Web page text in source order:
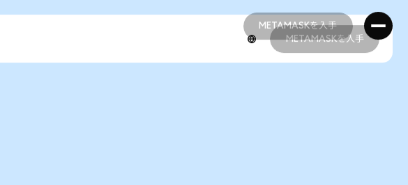
METAMASKを入手
METAMASKを入手
METAMASKを入手